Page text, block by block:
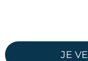
JE